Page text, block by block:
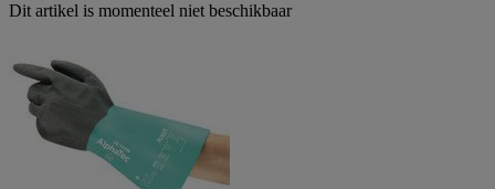
Dit artikel is momenteel niet beschikbaar